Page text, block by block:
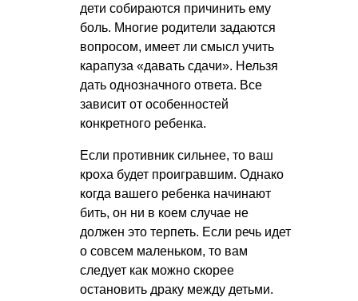
дети собираются причинить ему
боль. Многие родители задаются
вопросом, имеет ли смысл учить
карапуза «давать сдачи». Нельзя
дать однозначного ответа. Все
зависит от особенностей
конкретного ребенка.
Если противник сильнее, то ваш
кроха будет проигравшим. Однако
когда вашего ребенка начинают
бить, он ни в коем случае не
должен это терпеть. Если речь идет
о совсем маленьком, то вам
следует как можно скорее
остановить драку между детьми.